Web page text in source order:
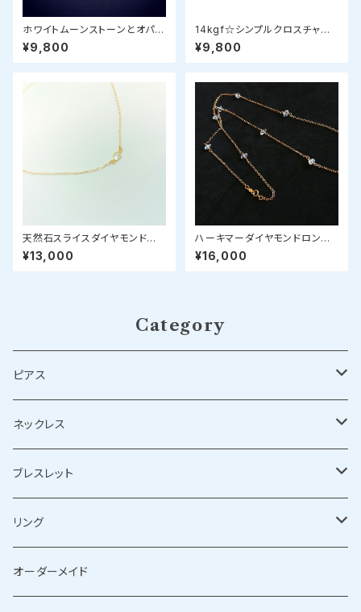
ホワイトムーンストーンとオパー
ルのピアス
¥9,800
14kgf☆シンプルクロスチャー
ムネックレス✨
¥9,800
天然石スライスダイヤモンドの
シンプルゴールドネックレス
¥13,000
ハーキマーダイヤモンドロング
ネックレス
¥16,000
Category
ピアス
シルバーピアス
ゴールドピアス
ネックレス
シルバーネックレス
ゴールドネックレス
ブレスレット
シルバーブレスレット
ゴールドブレスレット
リング
シルバーリング
オーダーメイド